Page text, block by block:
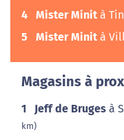
4 Mister Minit à
5 Mister Minit à
Magasins à
1 Jeff de Bruges à
km)